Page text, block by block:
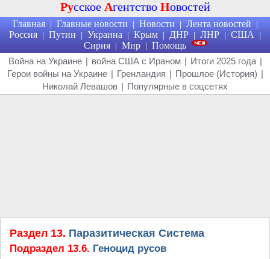
Русское Агентство Новостей
Главная | Главные новости | Новости | Лента новостей |
Россия | Путин | Украина | Крым | ДНР | ЛНР | США |
Сирия | Мир | Помощь
Война на Украине | война США с Ираном | Итоги 2025 года |
Герои войны на Украине | Гренландия | Прошлое (История) |
Николай Левашов | Популярные в соцсетях
Раздел 13. Паразитическая Система
Подраздел 13.6. Геноцид русов